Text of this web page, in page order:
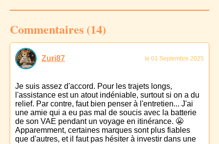
Commentaires (14)
Zuri87 le 01 Septembre 2025
Je suis assez d'accord. Pour les trajets longs,
l'assistance est un atout indéniable, surtout si on a du
relief. Par contre, faut bien penser à l'entretien... J'ai
une amie qui a eu pas mal de soucis avec la batterie
de son VAE pendant un voyage en itinérance. 😬
Apparemment, certaines marques sont plus fiables
que d'autres, et il faut pas hésiter à investir dans une